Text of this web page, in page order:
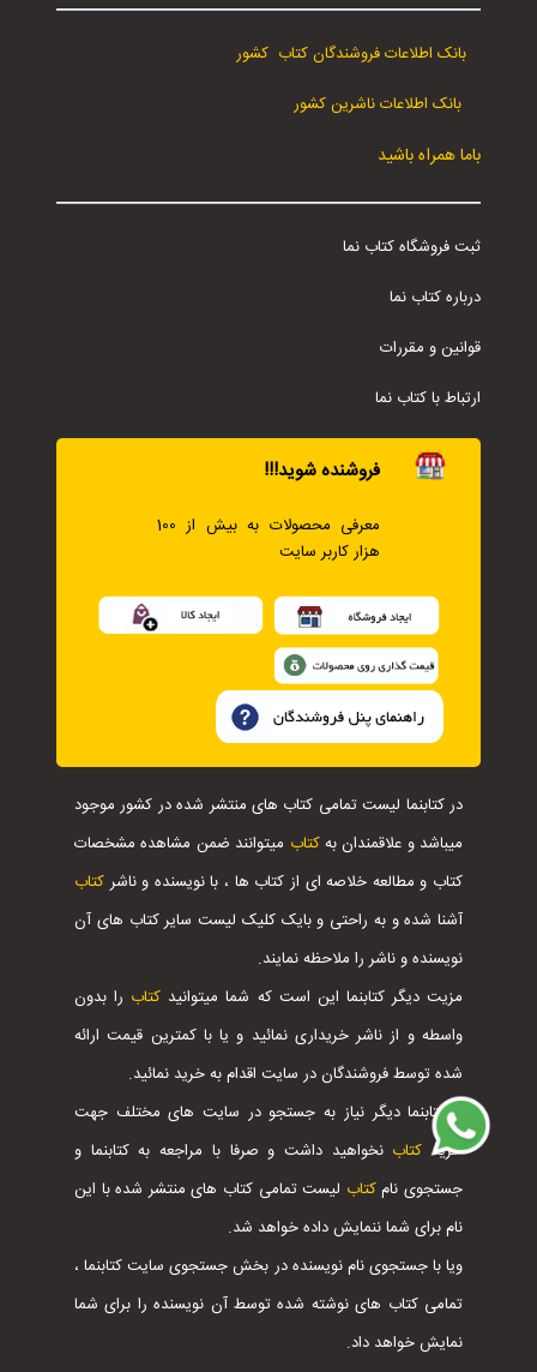
بانک اطلاعات فروشندگان کتاب کشور
بانک اطلاعات ناشرین کشور
باما همراه باشید
ثبت فروشگاه کتاب نما
درباره کتاب نما
قوانین و مقررات
ارتباط با کتاب نما
فروشنده شوید!!!
معرفی محصولات به بیش از 100
هزار کاربر سایت
در کتابنما لیست تمامی کتاب های منتشر شده در کشور موجود
میباشد و علاقمندان بهکتاب میتوانند ضمن مشاهده مشخصات
کتاب و مطالعه خلاصه ای از کتاب ها ، با نویسنده و ناشرکتاب
آشنا شده و به راحتی و بایک کلیک لیست سایر کتاب های آن
نویسنده و ناشر را ملاحظه نمایند.
مزیت دیگر کتابنما این است که شما میتوانید کتاب را بدون
واسطه و از ناشر خریداری نمائید و یا با کمترین قیمت ارائه
شده توسط فروشندگان در سایت اقدام به خرید نمائید.
با کتابنما دیگر نیاز به جستجو در سایت های مختلف جهت
خرید کتابنخواهید داشت و صرفا با مراجعه به کتابنما و
جستجوی نامکتاب لیست تمامی کتاب های منتشر شده با این
نام برای شما ننمایش داده خواهد شد.
ویا با جستجوی نام نویسنده در بخش جستجوی سایت کتابنما ،
تمامی کتاب های نوشته شده توسط آن نویسنده را برای شما
نمایش خواهد داد.